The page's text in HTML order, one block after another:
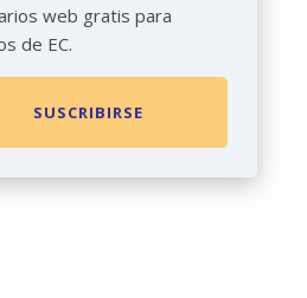
web gratis para
de EC.
SUSCRIBIRSE